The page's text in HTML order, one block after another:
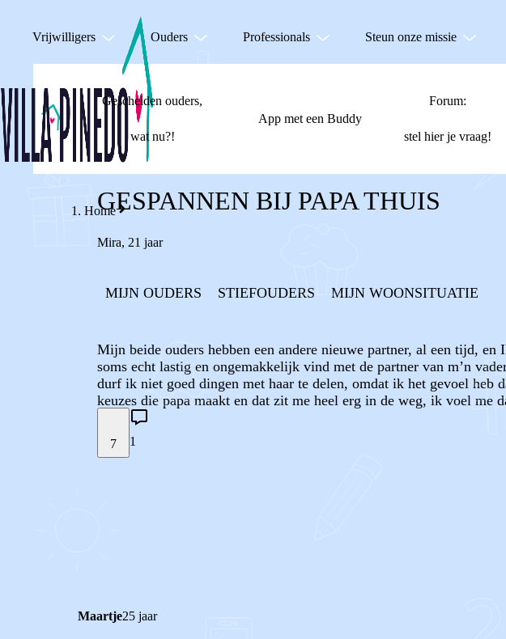
Vrijwilligers Ouders Professionals Steun onze missie
Gescheiden ouders,
wat nu?!
App met een Buddy
Forum:
stel hier je vraag!
Home
GESPANNEN BIJ PAPA THUIS
Mira, 21 jaar
MIJN OUDERS STIEFOUDERS MIJN WOONSITUATIE
Mijn beide ouders hebben een andere nieuwe partner, al een tijd,
soms echt lastig en ongemakkelijk vind met de partner van m’n
durf ik niet goed dingen met haar te delen, omdat ik het gevoel heb
keuzes die papa maakt en dat zit me heel erg in de weg, ik voel me
7 1
Maartje25 jaar